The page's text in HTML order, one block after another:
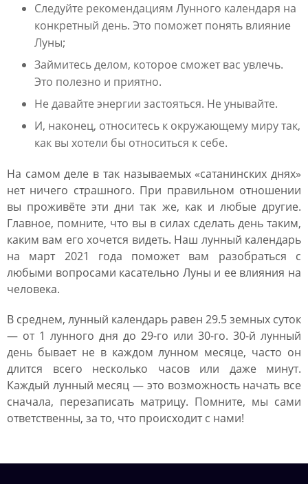
Следуйте рекомендациям Лунного календаря на
конкретный день. Это поможет понять влияние
Луны;
Займитесь делом, которое сможет вас увлечь.
Это полезно и приятно.
Не давайте энергии застояться. Не унывайте.
И, наконец, относитесь к окружающему миру так,
как вы хотели бы относиться к себе.
На самом деле в так называемых «сатанинских днях»
нет ничего страшного. При правильном отношении
вы проживёте эти дни так же, как и любые другие.
Главное, помните, что вы в силах сделать день таким,
каким вам его хочется видеть. Наш лунный календарь
на март 2021 года поможет вам разобраться с
любыми вопросами касательно Луны и ее влияния на
человека.
В среднем, лунный календарь равен 29.5 земных суток
— от 1 лунного дня до 29-го или 30-го. 30-й лунный
день бывает не в каждом лунном месяце, часто он
длится всего несколько часов или даже минут.
Каждый лунный месяц — это возможность начать все
сначала, перезаписать матрицу. Помните, мы сами
ответственны, за то, что происходит с нами!